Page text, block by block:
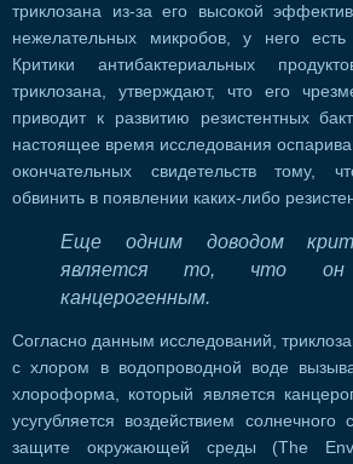
триклозана из-за его высокой
нежелательных микробов, у него есть
Критики антибактериальных
триклозана, утверждают, что его
приводит к развитию резистентных
настоящее время исследования
окончательных свидетельств тому,
обвинить в появлении каких-либо
Еще одним доводом
является то, что
канцерогенным.
Согласно данным исследований,
с хлором в водопроводной воде
хлороформа, который является
усугубляется воздействием
защите окружающей среды (The